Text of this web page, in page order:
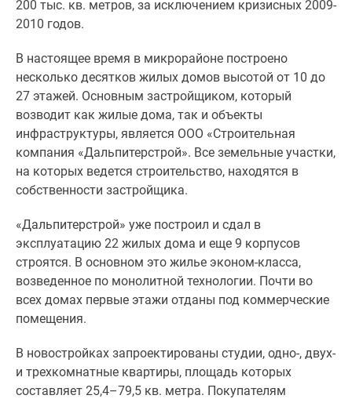
новостроек
Семейная
Аналитика
рынка
Панорамы
новостроек
комнатные
Субсидированная
застройщиком
эксперта
Студии
Ипотечный
калькулятор
Новости
недвижимости
Новостройки
Ленинградской
области
200 тыс. кв. метров, за исключением кризисных 2009-
2010 годов.
В настоящее время в микрорайоне построено
несколько десятков жилых домов высотой от 10 до
27 этажей. Основным застройщиком, который
возводит как жилые дома, так и объекты
инфраструктуры, является ООО «Строительная
компания «Дальпитерстрой». Все земельные участки,
на которых ведется строительство, находятся в
собственности застройщика.
«Дальпитерстрой» уже построил и сдал в
эксплуатацию 22 жилых дома и еще 9 корпусов
строятся. В основном это жилье эконом-класса,
возведенное по монолитной технологии. Почти во
всех домах первые этажи отданы под коммерческие
помещения.
В новостройках запроектированы студии, одно-, двух-
и трехкомнатные квартиры, площадь которых
составляет 25,4–79,5 кв. метра. Покупателям